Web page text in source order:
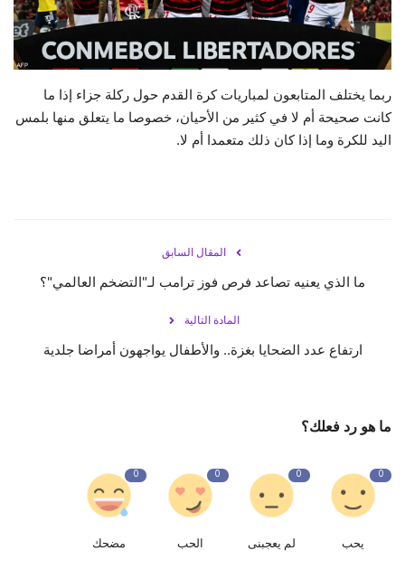
حياة
ربما يختلف المتابعون لمباريات كرة القدم حول ركلة جزاء إذا ما
كانت صحيحة أم لا في كثير من الأحيان، خصوصا ما يتعلق منها بلمس
اليد للكرة وما إذا كان ذلك متعمدا أم لا.
المقال السابق
ما الذي يعنيه تصاعد فرص فوز ترامب لـ"التضخم العالمي"؟
المادة التالية
ارتفاع عدد الضحايا بغزة.. والأطفال يواجهون أمراضا جلدية
ما هو رد فعلك؟
0
يحب
0
لم يعجبنى
0
الحب
0
مضحك